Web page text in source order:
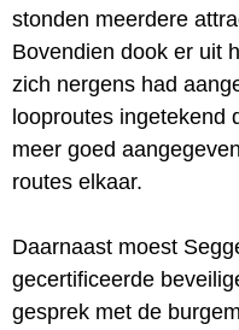
stonden meerdere
Bovendien dook er uit
zich nergens had
looproutes ingetekend
meer goed
routes elkaar.
Daarnaast moest
gecertificeerde
gesprek met de